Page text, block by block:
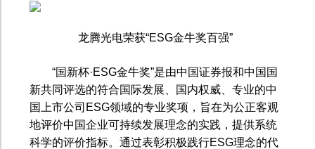
龙腾光电荣获“ESG金牛奖百强”
“国新杯·ESG金牛奖”是由中国证券报和中国国
新共同评选的符合国际发展、国内权威、专业的中
国上市公司 ESG领域的专业奖项，旨在为公正客观
地评价中国企业可持续发展理念的实践，提供系统
科学的评价指标。通过表彰积极践行ESG理念的代